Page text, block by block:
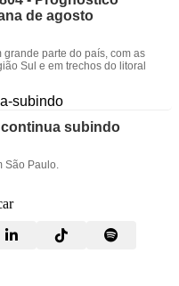
de agosto
parte do país, com as
Sul e em trechos do litoral
subindo
São Paulo.